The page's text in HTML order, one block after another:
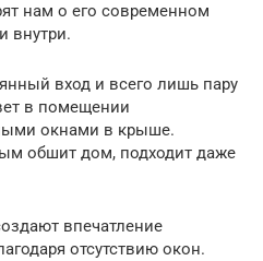
нам о его современном
внутри.
вход и всего лишь пару
в помещении
окнами в крыше.
обшит дом, подходит даже
впечатление
отсутствию окон.